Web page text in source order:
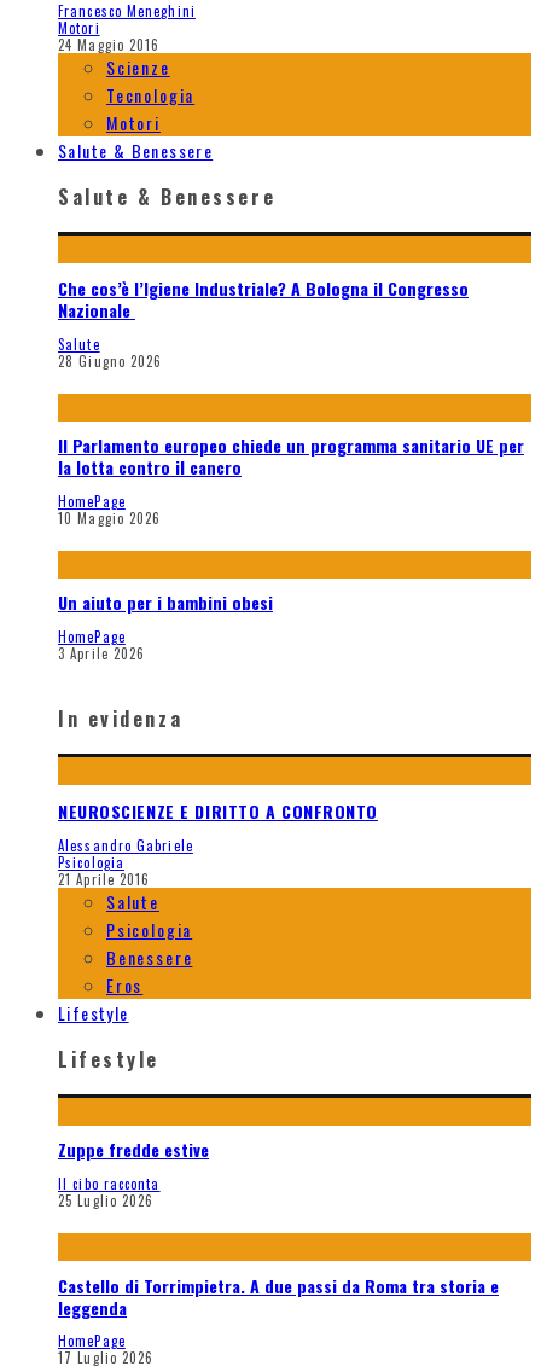
Francesco Meneghini
Motori
24 Maggio 2016
Scienze
Tecnologia
Motori
Salute & Benessere
Salute & Benessere
Che cos’è l’Igiene Industriale? A Bologna il Congresso
Nazionale
Salute
28 Giugno 2026
Il Parlamento europeo chiede un programma sanitario UE per
la lotta contro il cancro
HomePage
10 Maggio 2026
Un aiuto per i bambini obesi
HomePage
3 Aprile 2026
In evidenza
NEUROSCIENZE E DIRITTO A CONFRONTO
Alessandro Gabriele
Psicologia
21 Aprile 2016
Salute
Psicologia
Benessere
Eros
Lifestyle
Lifestyle
Zuppe fredde estive
Il cibo racconta
25 Luglio 2026
Castello di Torrimpietra. A due passi da Roma tra storia e
leggenda
HomePage
17 Luglio 2026